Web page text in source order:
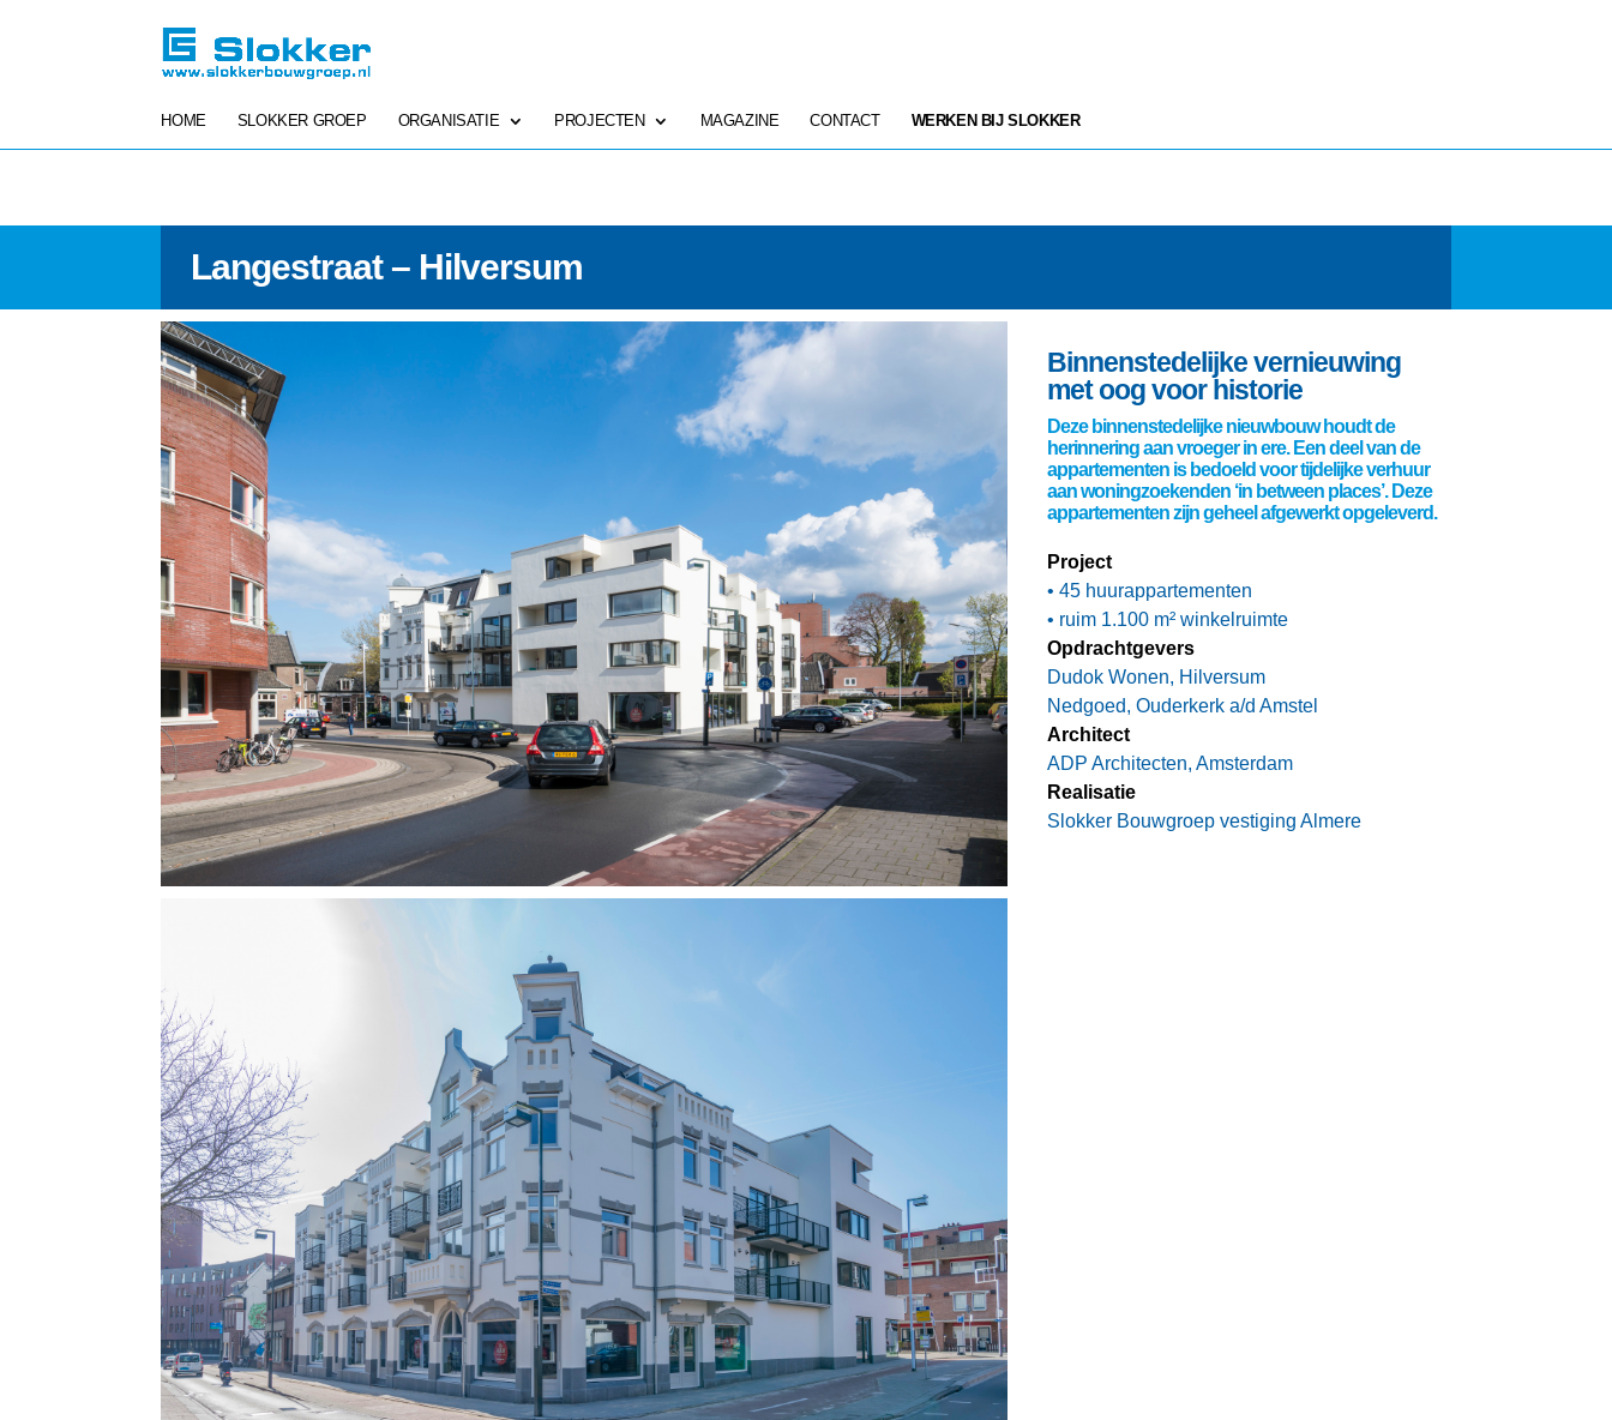
HOME SLOKKER GROEP ORGANISATIE PROJECTEN MAGAZINE CONTACT WERKEN BIJ SLOKKER
Langestraat – Hilversum
Binnenstedelijke vernieuwing
met oog voor historie
Deze binnenstedelijke nieuwbouw houdt de
herinnering aan vroeger in ere. Een deel van de
appartementen is bedoeld voor tijdelijke verhuur
aan woningzoekenden ‘in between places’. Deze
appartementen zijn geheel afgewerkt opgeleverd.
Project
• 45 huurappartementen
• ruim 1.100 m² winkelruimte
Opdrachtgevers
Dudok Wonen, Hilversum
Nedgoed, Ouderkerk a/d Amstel
Architect
ADP Architecten, Amsterdam
Realisatie
Slokker Bouwgroep vestiging Almere